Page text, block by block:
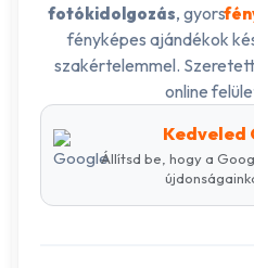
fotókidolgozás, gyors
fényképes ajándékok
szakértelemmel.
online
Kedveled
Állítsd be, hogy a